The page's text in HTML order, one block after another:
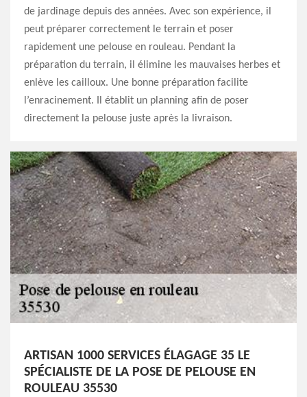
de jardinage depuis des années. Avec son expérience, il
peut préparer correctement le terrain et poser
rapidement une pelouse en rouleau. Pendant la
préparation du terrain, il élimine les mauvaises herbes et
enlève les cailloux. Une bonne préparation facilite
l’enracinement. Il établit un planning afin de poser
directement la pelouse juste après la livraison.
ARTISAN 1000 SERVICES ÉLAGAGE 35 LE
SPÉCIALISTE DE LA POSE DE PELOUSE EN
ROULEAU 35530